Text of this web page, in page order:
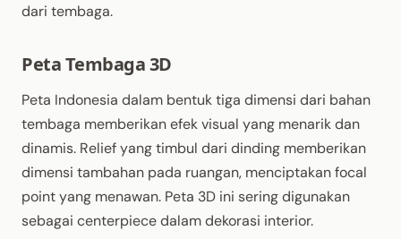
dari tembaga.
Peta Tembaga 3D
Peta Indonesia dalam bentuk tiga dimensi dari bahan
tembaga memberikan efek visual yang menarik dan
dinamis. Relief yang timbul dari dinding memberikan
dimensi tambahan pada ruangan, menciptakan focal
point yang menawan. Peta 3D ini sering digunakan
sebagai centerpiece dalam dekorasi interior.